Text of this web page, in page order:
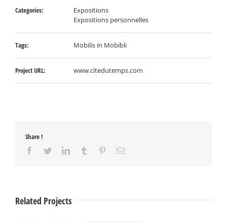
Categories:
Expositions
Expositions personnelles
Tags: Mobilis in Mobibli
Project URL: www.citedutemps.com
Share !
Facebook
TwitterLinkedInTumblr PinterestEmail
Related Projects